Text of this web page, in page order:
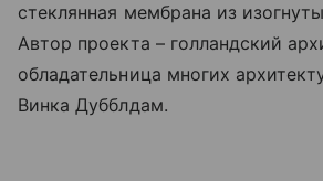
стеклянная мембрана из
Автор проекта – голландский
обладательница многих
Винка Дубблдам.